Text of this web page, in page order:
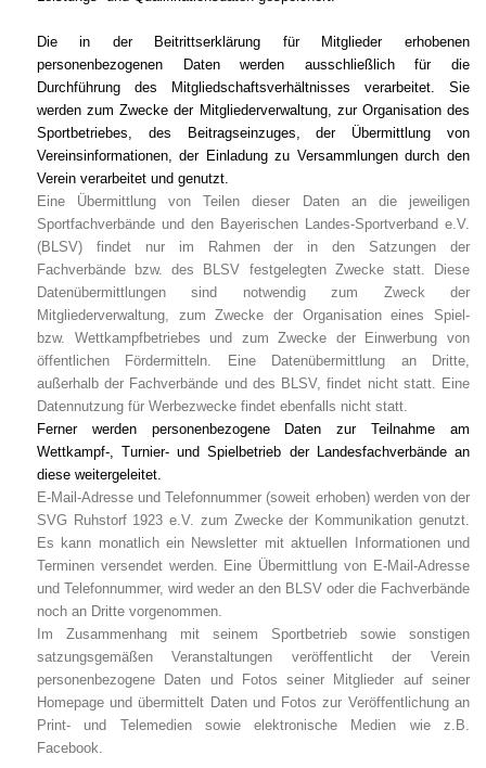
Die in der Beitrittserklärung für Mitglieder erhobenen
personenbezogenen Daten werden ausschließlich für die
Durchführung des Mitgliedschaftsverhältnisses verarbeitet. Sie
werden zum Zwecke der Mitgliederverwaltung, zur Organisation des
Sportbetriebes, des Beitragseinzuges, der Übermittlung von
Vereinsinformationen, der Einladung zu Versammlungen durch den
Verein verarbeitet und genutzt.
Eine Übermittlung von Teilen dieser Daten an die jeweiligen
Sportfachverbände und den Bayerischen Landes-Sportverband e.V.
(BLSV) findet nur im Rahmen der in den Satzungen der
Fachverbände bzw. des BLSV festgelegten Zwecke statt. Diese
Datenübermittlungen sind notwendig zum Zweck der
Mitgliederverwaltung, zum Zwecke der Organisation eines Spiel-
bzw. Wettkampfbetriebes und zum Zwecke der Einwerbung von
öffentlichen Fördermitteln. Eine Datenübermittlung an Dritte,
außerhalb der Fachverbände und des BLSV, findet nicht statt. Eine
Datennutzung für Werbezwecke findet ebenfalls nicht statt.
Ferner werden personenbezogene Daten zur Teilnahme am
Wettkampf-, Turnier- und Spielbetrieb der Landesfachverbände an
diese weitergeleitet.
E-Mail-Adresse und Telefonnummer (soweit erhoben) werden von der
SVG Ruhstorf 1923 e.V. zum Zwecke der Kommunikation genutzt.
Es kann monatlich ein Newsletter mit aktuellen Informationen und
Terminen versendet werden. Eine Übermittlung von E-Mail-Adresse
und Telefonnummer, wird weder an den BLSV oder die Fachverbände
noch an Dritte vorgenommen.
Im Zusammenhang mit seinem Sportbetrieb sowie sonstigen
satzungsgemäßen Veranstaltungen veröffentlicht der Verein
personenbezogene Daten und Fotos seiner Mitglieder auf seiner
Homepage und übermittelt Daten und Fotos zur Veröffentlichung an
Print- und Telemedien sowie elektronische Medien wie z.B.
Facebook.